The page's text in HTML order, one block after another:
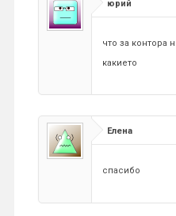
юрий
что за контора
какието
Елена
спасибо